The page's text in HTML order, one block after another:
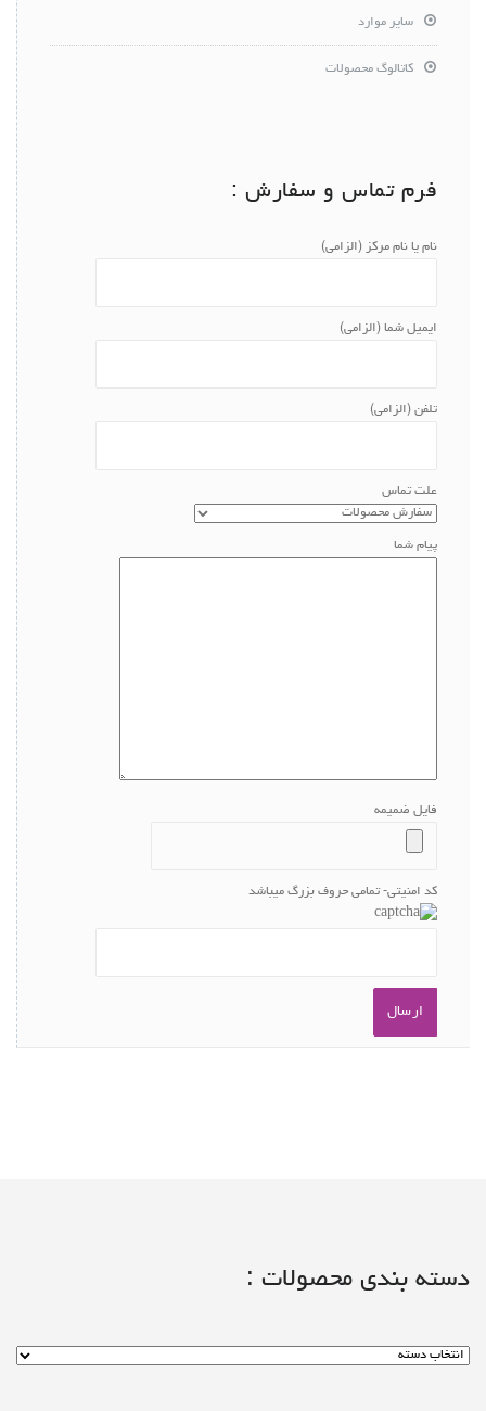
سایر موارد
کاتالوگ محصولات
فرم تماس و سفارش :
نام یا نام مرکز (الزامی)
ایمیل شما (الزامی)
تلفن (الزامی)
علت تماس
پیام شما
فایل ضمیمه
کد امنیتی- تمامی حروف بزرگ میباشد
دسته بندی محصولات :